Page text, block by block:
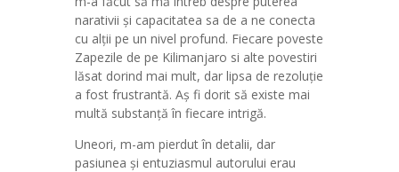
narativii și capacitatea sa de a ne conecta
cu alții pe un nivel profund. Fiecare poveste
Zapezile de pe Kilimanjaro si alte povestiri
lăsat dorind mai mult, dar lipsa de rezoluție
a fost frustrantă. Aș fi dorit să existe mai
multă substanță în fiecare intrigă.
Uneori, m-am pierdut în detalii, dar
pasiunea și entuziasmul autorului erau